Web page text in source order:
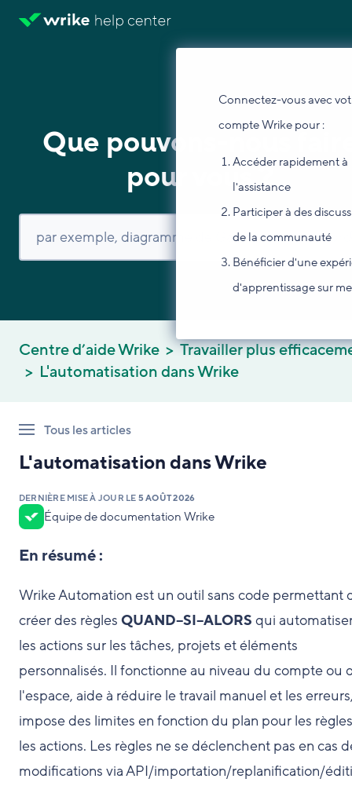
Connectez-vous avec
compte Wrike pour :
Accéder rapidement à
l'assistance
Participer à des
de la communauté
Bénéficier d'une
d'apprentissage sur
Que pouvons-nous
pour vous ?
Centre d’aide Wrike
Travailler plus
L'automatisation dans Wrike
Tous les articles
L'automatisation dans Wrike
DERNIÈRE MISE À JOUR LE 5 AOÛT 2026
Équipe de documentation Wrike
En résumé :
Wrike Automation est un outil sans code permettant
créer des règles QUAND–SI–ALORS qui
les actions sur les tâches, projets et éléments
personnalisés. Il fonctionne au niveau du compte ou
l'espace, aide à réduire le travail manuel et les
impose des limites en fonction du plan pour les
les actions. Les règles ne se déclenchent pas en cas
modifications via API/importation/replanification/